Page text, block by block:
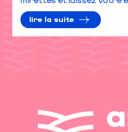
lire la suite